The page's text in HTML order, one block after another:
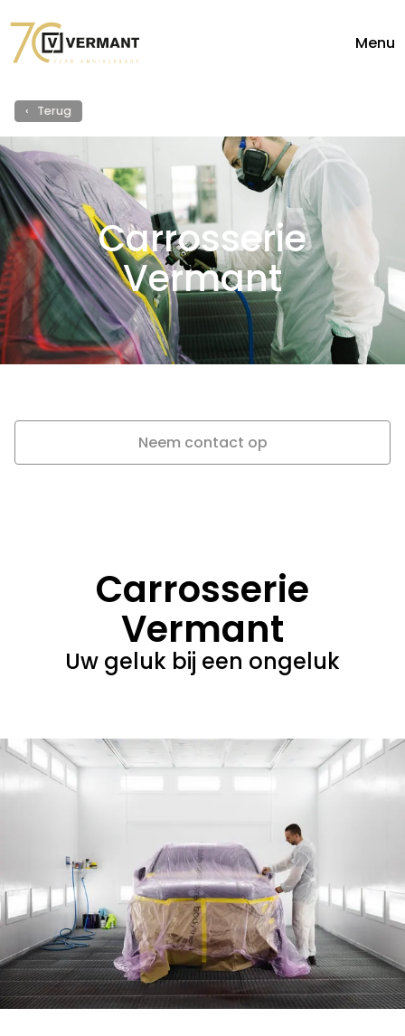
Menu
‹ Terug
Carrosserie
Vermant
Neem contact op
Carrosserie
Vermant
Uw geluk bij een ongeluk